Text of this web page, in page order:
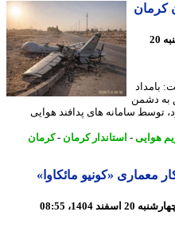
20
دشمن
سامانه های پدافند هوایی
- استاندار کرمان -کرمان
«کونیو مائکاوا»